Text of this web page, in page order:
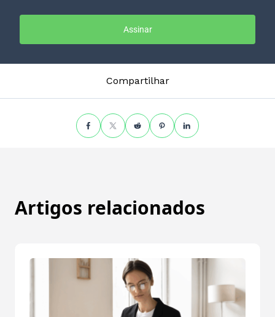
Assinar
Compartilhar
Artigos relacionados